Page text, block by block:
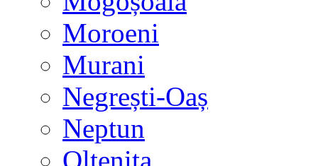
Moroeni
Murani
Negrești-Oaș
Neptun